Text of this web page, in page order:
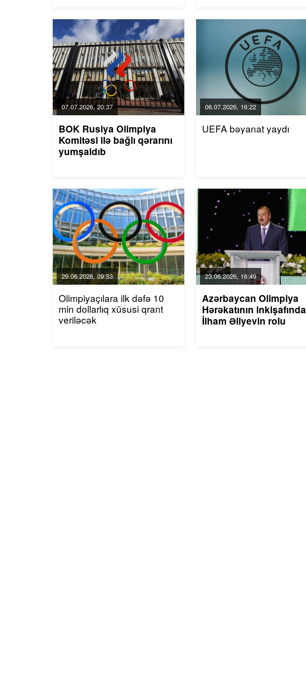
07.07.2026, 20:37
BOK Rusiya Olimpiya
Komitəsi ilə bağlı qərarını
yumşaldıb
06.07.2026, 16:22
UEFA bəyanat yaydı
29.06.2026, 09:53
Olimpiyaçılara ilk dəfə 10
min dollarlıq xüsusi qrant
veriləcək
23.06.2026, 16:49
Azərbaycan Olimpiya
Hərəkatının inkişafında
İlham Əliyevin rolu